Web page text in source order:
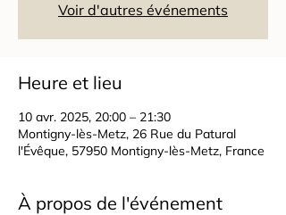
Voir d'autres événements
Heure et lieu
10 avr. 2025, 20:00 – 21:30
Montigny-lès-Metz, 26 Rue du Patural
l'Évêque, 57950 Montigny-lès-Metz, France
À propos de l'événement